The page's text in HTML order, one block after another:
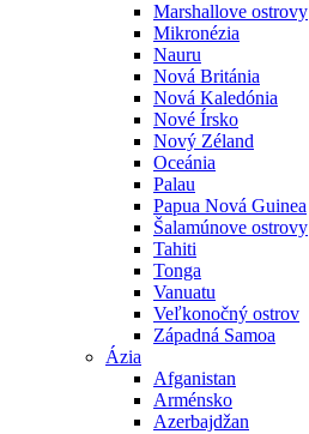
Marshallove ostrovy
Mikronézia
Nauru
Nová Británia
Nová Kaledónia
Nové Írsko
Nový Zéland
Oceánia
Palau
Papua Nová Guinea
Šalamúnove ostrovy
Tahiti
Tonga
Vanuatu
Veľkonočný ostrov
Západná Samoa
Ázia
Afganistan
Arménsko
Azerbajdžan